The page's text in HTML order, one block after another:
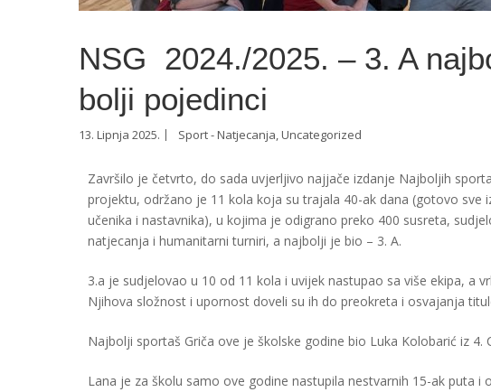
NSG 2024./2025. – 3. A
bolji pojedinci
13. Lipnja 2025. Sport - Natjecanja,Uncategorized
Završilo je četvrto, do sada uvjerljivo najjače izdanje Najboljih
projektu, održano je 11 kola koja su trajala 40-ak dana (gotovo
učenika i nastavnika), u kojima je odigrano preko 400 susreta,
natjecanja i humanitarni turniri, a najbolji je bio – 3. A.
3.a je sudjelovao u 10 od 11 kola i uvijek nastupao sa više ekipa, a
Njihova složnost i upornost doveli su ih do preokreta i osvajanja
Najbolji sportaš Griča ove je školske godine bio Luka Kolobarić iz
Lana je za školu samo ove godine nastupila nestvarnih 15-ak puta